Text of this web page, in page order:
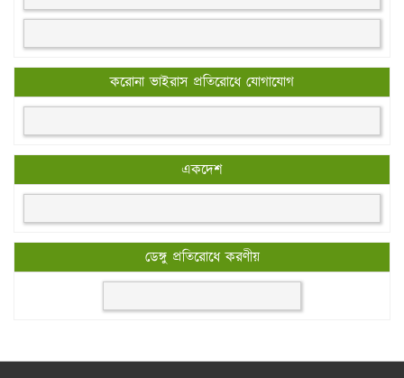
করোনা ভাইরাস প্রতিরোধে যোগাযোগ
একদেশ
ডেঙ্গু প্রতিরোধে করণীয়